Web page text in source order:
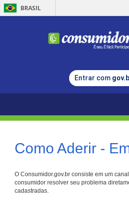
BRASIL
Entrar com
Como Aderir -
O Consumidor.gov.br consiste em um
consumidor resolver seu problema
cadastradas.